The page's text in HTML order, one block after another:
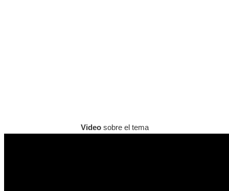
Videosobre el tema